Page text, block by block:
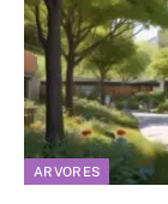
ARVORES